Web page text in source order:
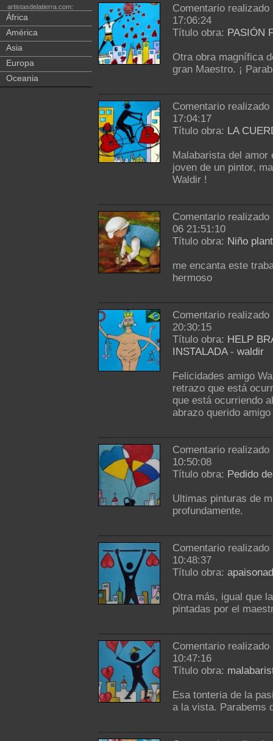
artistasdelatierra.com:
África
América
Asia
Europa
Oceania
Comentario
17:06:24
Título obra: PASIÓN
Otra obra magnífica
gran Maestro. ¡
Comentario
17:04:17
Título obra: LA
Malabarista del amor
joven de un pintor,
Waldir !
Comentario
06 21:51:10
Título obra: Niño
me encanta este
hermoso
Comentario
20:30:15
Título obra: HELP
INSTALADA- waldir
Felicidades amigo
retrazo que está
que está ocurriendo
abrazo querido
Comentario
10:50:08
Título obra: Pedido
Ultimas pinturas de
profundamente.
Comentario
10:48:37
Título obra:
Otra más, igual que
pintadas por el
Comentario
10:47:16
Título obra:
Esa tonteria de la
a la vista. Parabems